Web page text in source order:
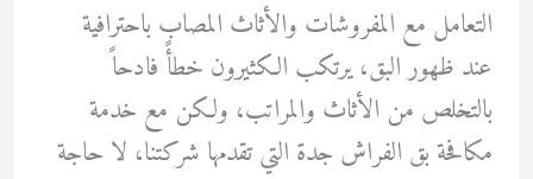
التعامل مع المفروشات والأثاث المصاب باحترافية
عند ظهور البق، يرتكب الكثيرون خطأً فادحاً
بالتخلص من الأثاث والمراتب، ولكن مع خدمة
مكافحة بق الفراش جدة التي تقدمها شركتنا، لا حاجة